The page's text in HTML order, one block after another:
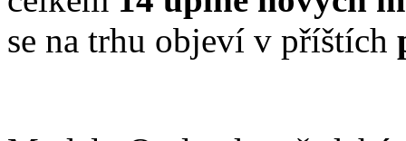
se na trhu objeví v příštích